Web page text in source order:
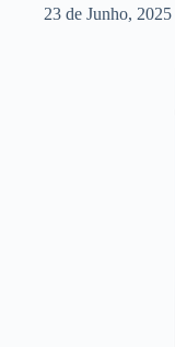
23 de Junho, 2025